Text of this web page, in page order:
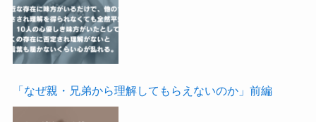
「なぜ親・兄弟から理解してもらえないのか」前編